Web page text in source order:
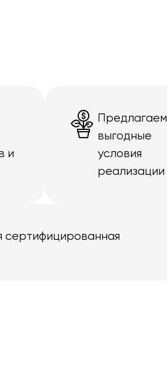
и
Предлагаем
выгодные
условия
реализации
сертифицированная